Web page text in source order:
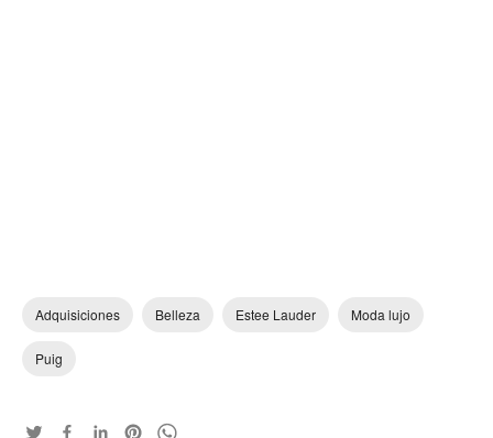
Adquisiciones Belleza Estee Lauder Moda lujo
Puig